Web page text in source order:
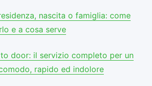
nascita o famiglia: come
e a cosa serve
door: il servizio completo per un
rapido ed indolore